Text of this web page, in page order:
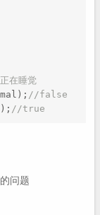
在睡觉
//false
//true
问题